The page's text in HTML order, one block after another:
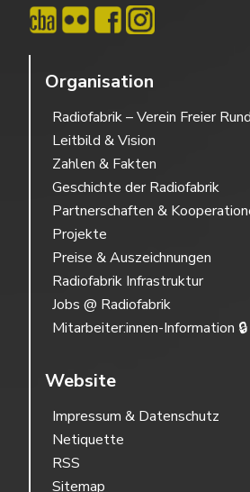
Organisation
Radiofabrik – Verein Freier
Leitbild & Vision
Zahlen & Fakten
Geschichte der Radiofabrik
Partnerschaften &
Projekte
Preise & Auszeichnungen
Radiofabrik Infrastruktur
Jobs @ Radiofabrik
Mitarbeiter:innen-Information 🔒
Website
Impressum & Datenschutz
Netiquette
RSS
Sitemap